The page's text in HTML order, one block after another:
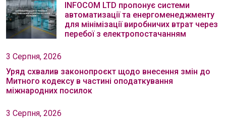
INFOCOM LTD пропонує системи
автоматизації та енергоменеджменту
для мінімізації виробничих втрат через
перебої з електропостачанням
3 Серпня, 2026
Уряд схвалив законопроєкт щодо внесення змін до
Митного кодексу в частині оподаткування
міжнародних посилок
3 Серпня, 2026